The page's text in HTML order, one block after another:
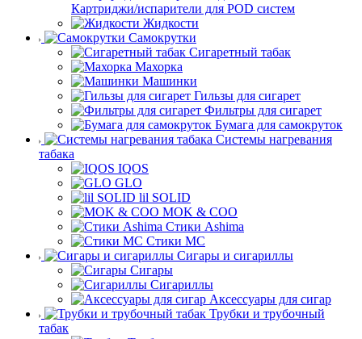
Картриджи/испарители для POD систем
Жидкости
Самокрутки
Сигаретный табак
Махорка
Машинки
Гильзы для сигарет
Фильтры для сигарет
Бумага для самокруток
Системы нагревания
табака
IQOS
GLO
lil SOLID
MOK & COO
Стики Ashima
Стики MC
Сигары и сигариллы
Сигары
Сигариллы
Аксессуары для сигар
Трубки и трубочный
табак